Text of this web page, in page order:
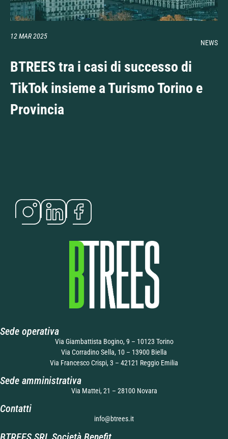
12 MAR 2025
NEWS
BTREES tra i casi di successo di
TikTok insieme a Turismo Torino e
Provincia
Sede operativa
Via Giambattista Bogino, 9 – 10123 Torino
Via Corradino Sella, 10 – 13900 Biella
Via Francesco Crispi, 3 – 42121 Reggio Emilia
Sede amministrativa
Via Mattei, 21 – 28100 Novara
Contatti
info@btrees.it